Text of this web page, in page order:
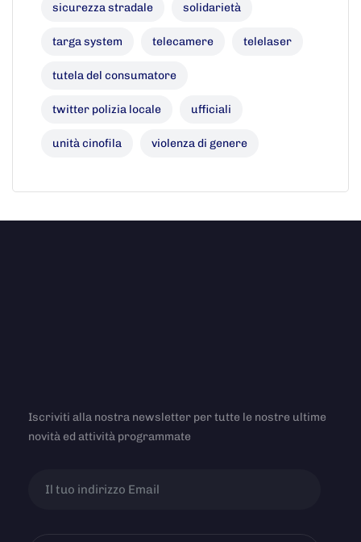
sicurezza stradale solidarietà
targa system telecamere telelaser
tutela del consumatore
twitter polizia locale ufficiali
unità cinofila violenza di genere
Iscriviti alla nostra newsletter per tutte le nostre ultime
novità ed attività programmate